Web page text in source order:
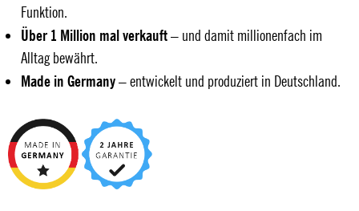
Funktion.
Über 1 Million mal verkauft– und damit millionenfach im
Alltag bewährt.
Made in Germany– entwickelt und produziert in Deutschland.